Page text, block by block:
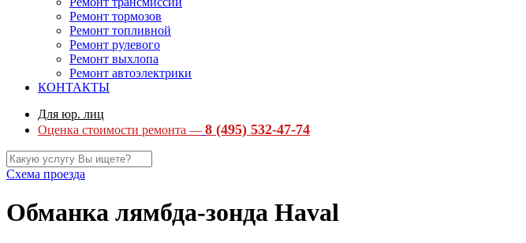
Ремонт тормозов
Ремонт топливной
Ремонт рулевого
Ремонт выхлопа
Ремонт автоэлектрики
КОНТАКТЫ
Для юр. лиц
Оценка стоимости ремонта — 8 (495) 532-47-74
Схема проезда
Обманка лямбда-зонда Haval